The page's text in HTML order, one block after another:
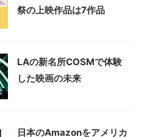
祭の上映作品は7作品
LAの新名所COSMで体験
した映画の未来
日本のAmazonをアメリカ